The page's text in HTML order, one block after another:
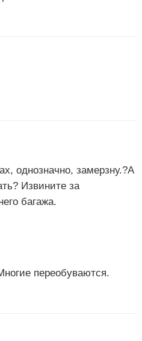
однозначно, замерзну.?А
Извините за
багажа.
переобуваются.